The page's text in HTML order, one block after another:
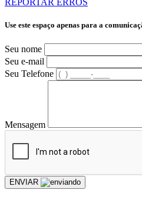
REPORTAR ERROS
Use este espaço apenas para a
Seu nome
Seu e-mail
Seu Telefone
Mensagem
ENVIAR